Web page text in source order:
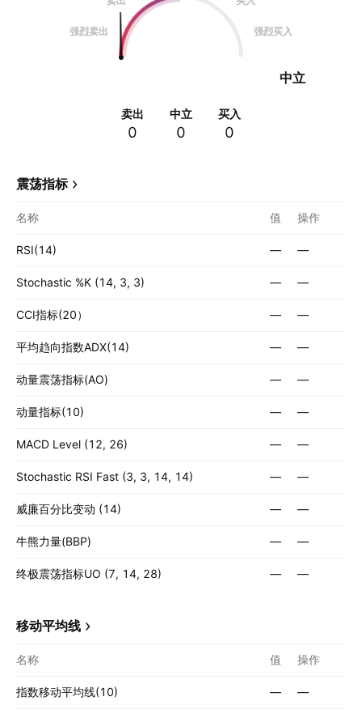
强烈卖出 强烈买入
中立
卖出
0
中立
0
买入
0
震荡指标
名称 值 操作
RSI(14) — —
Stochastic %K (14, 3, 3) — —
CCI指标(20） — —
平均趋向指数ADX(14) — —
动量震荡指标(AO) — —
动量指标(10) — —
MACD Level (12, 26) — —
Stochastic RSI Fast (3, 3, 14, 14) — —
威廉百分比变动 (14) — —
牛熊力量(BBP) — —
终极震荡指标UO (7, 14, 28) — —
移动平均线
名称 值 操作
指数移动平均线(10) — —